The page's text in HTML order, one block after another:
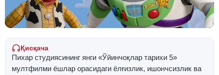
Қисқача
Пихар студиясининг янги «Ўйинчоқлар тарихи 5»
мултфилми ёшлар орасидаги ёлғизлик, ишончсизлик ва